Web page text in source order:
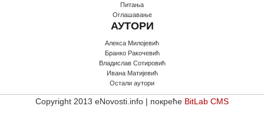
Питања
Оглашавање
АУТОРИ
Алекса Милојевић
Бранко Ракочевић
Владислав Сотировић
Ивана Матијевић
Остали аутори
Copyright 2013 eNovosti.info | покреће BitLab CMS